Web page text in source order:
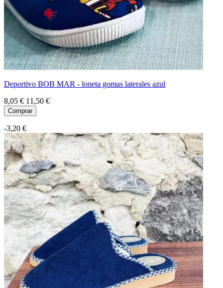
Deportivo BOB MAR - loneta gomas laterales azul
8,05 € 11,50 €
Comprar
-3,20 €